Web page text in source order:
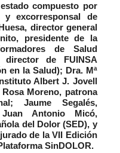
compuesto por
y excorresponsal de
director general
presidente de la
de Salud
director de FUINSA
en la Salud); Dra. Mª
Albert J. Jovell
Moreno, patrona
Jaume Segalés,
Antonio Micó,
del Dolor (SED), y
de la VII Edición
SinDOLOR.